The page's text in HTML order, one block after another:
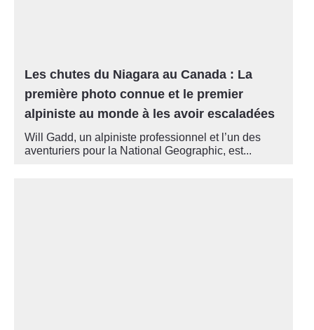
Les chutes du Niagara au Canada : La
première photo connue et le premier
alpiniste au monde à les avoir escaladées
Will Gadd, un alpiniste professionnel et l’un des
aventuriers pour la National Geographic, est...